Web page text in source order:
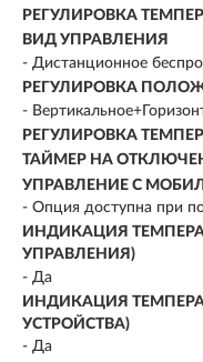
РЕГУЛИРОВКА
ВИД УПРАВЛЕНИЯ
- Дистанционное
РЕГУЛИРОВКА
-
РЕГУЛИРОВКА
ТАЙМЕР НА
УПРАВЛЕНИЕ C
- Опция доступна при
ИНДИКАЦИЯ
УПРАВЛЕНИЯ)
- Да
ИНДИКАЦИЯ
УСТРОЙСТВА)
- Да